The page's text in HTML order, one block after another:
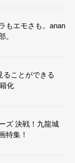
もエモさも。anan
。
ることができる
化
ズ 決戦！九龍城
特集！